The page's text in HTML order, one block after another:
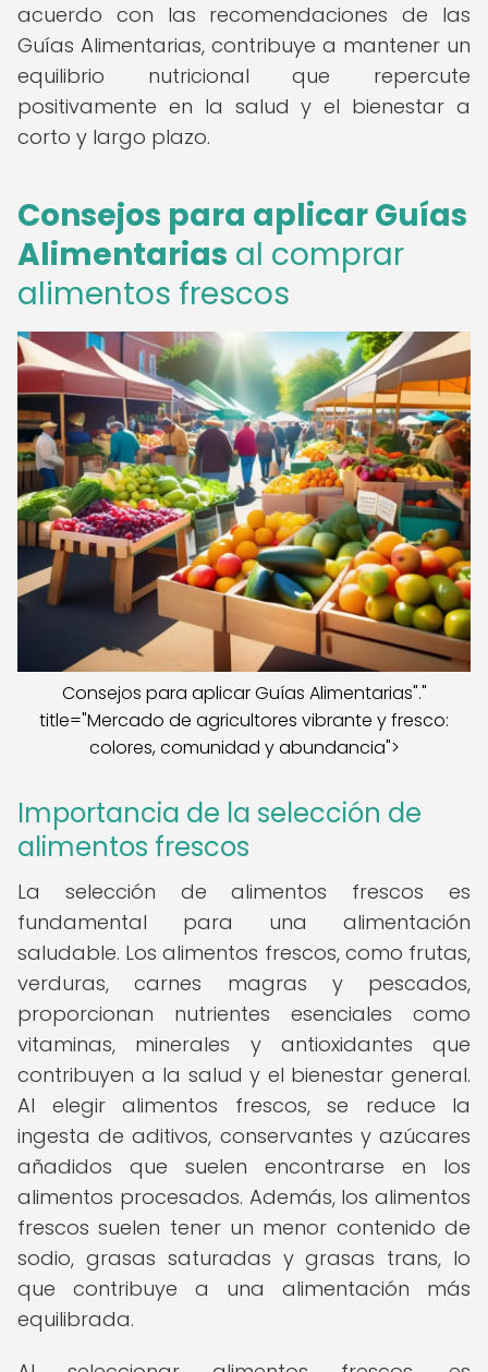
acuerdo con las recomendaciones de las
Guías Alimentarias, contribuye a mantener un
equilibrio nutricional que repercute
positivamente en la salud y el bienestar a
corto y largo plazo.
Consejos para aplicar Guías
Alimentarias al comprar
alimentos frescos
Consejos para aplicar Guías Alimentarias"."
title="Mercado de agricultores vibrante y fresco:
colores, comunidad y abundancia">
Importancia de la selección de
alimentos frescos
La selección de alimentos frescos es
fundamental para una alimentación
saludable. Los alimentos frescos, como frutas,
verduras, carnes magras y pescados,
proporcionan nutrientes esenciales como
vitaminas, minerales y antioxidantes que
contribuyen a la salud y el bienestar general.
Al elegir alimentos frescos, se reduce la
ingesta de aditivos, conservantes y azúcares
añadidos que suelen encontrarse en los
alimentos procesados. Además, los alimentos
frescos suelen tener un menor contenido de
sodio, grasas saturadas y grasas trans, lo
que contribuye a una alimentación más
equilibrada.